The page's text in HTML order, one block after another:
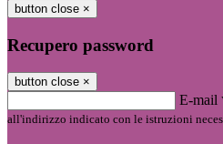
button close ×
Recupero password
button close ×
E-mail
all'indirizzo indicato con le istruzioni